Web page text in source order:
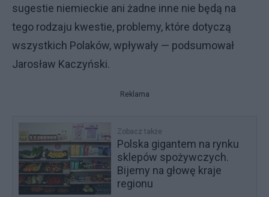
sugestie niemieckie ani żadne inne nie będą na
tego rodzaju kwestie, problemy, które dotyczą
wszystkich Polaków, wpływały — podsumował
Jarosław Kaczyński.
Reklama
Zobacz także
Polska gigantem na rynku
sklepów spożywczych.
Bijemy na głowę kraje
regionu